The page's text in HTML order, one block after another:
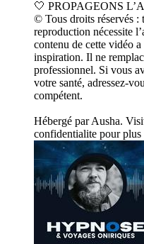
🤍 PROPAGEONS
© Tous droits réservés :
reproduction nécessite
contenu de cette vidéo
inspiration. Il ne
professionnel. Si vous
votre santé, adressez-
compétent.
Hébergé par Ausha.
confidentialite pour